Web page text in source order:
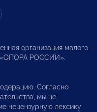
организация малого
«ОПОРА РОССИИ».
Согласно
мы не
нецензурную лексику